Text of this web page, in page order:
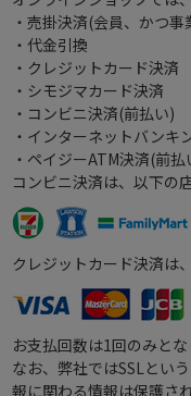
・売掛決済(会員、かつ
・代金引換
・クレジットカード決済
・シモジマカード決済
・コンビニ決済(前払い)
・インターネットバンキ
・ペイジーATM決済(前払
コンビニ決済は、以下の
クレジットカード決済は
お支払回数は1回のみと
なお、弊社ではSSLとい
報に関わる情報は保護さ